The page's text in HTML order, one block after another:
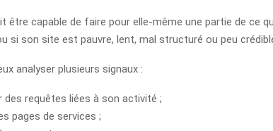
être capable de faire pour elle-même une partie de ce
si son site est pauvre, lent, mal structuré ou peu
analyser plusieurs signaux :
des requêtes liées à son activité ;
pages de services ;